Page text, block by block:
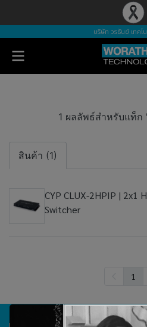
บริษัท วรธันย์ เทคโ
1 ผลลัพธ์สำหรับแท็ก
สินค้า (1)
CYP CLUX-2HPIP | 2x1
Switcher
1